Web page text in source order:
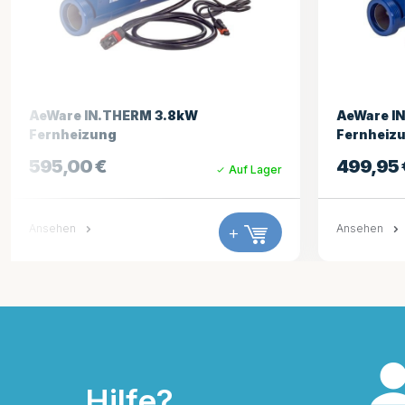
AeWare IN.THERM 2.0kW
Fernheizung
499,95€ Auf Lager
Ansehen +
Gecko
340,00
Ansehen